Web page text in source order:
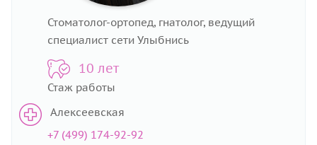
Стоматолог-ортопед, гнатолог, ведущий
специалист сети Улыбнись
10 лет
Стаж работы
Алексеевская
+7 (499) 174-92-92